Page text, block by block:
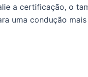
a certificação, o
uma condução